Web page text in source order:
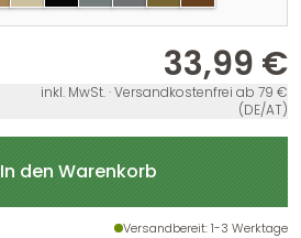
33,99 €
inkl. MwSt. · Versandkostenfrei ab 79 €
(DE/AT)
In den Warenkorb
Versandbereit: 1-3 Werktage